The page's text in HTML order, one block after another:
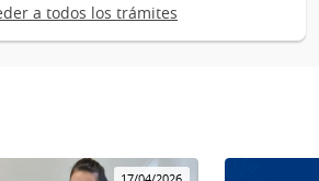
a todos los trámites